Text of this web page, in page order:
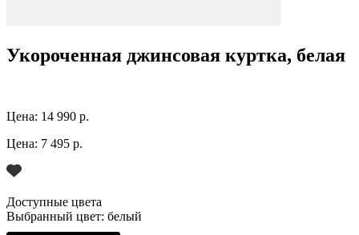
Укороченная джинсовая куртка, белая
Цена: 14 990 р.
Цена: 7 495 р.
Доступные цвета
Выбранный цвет: белый